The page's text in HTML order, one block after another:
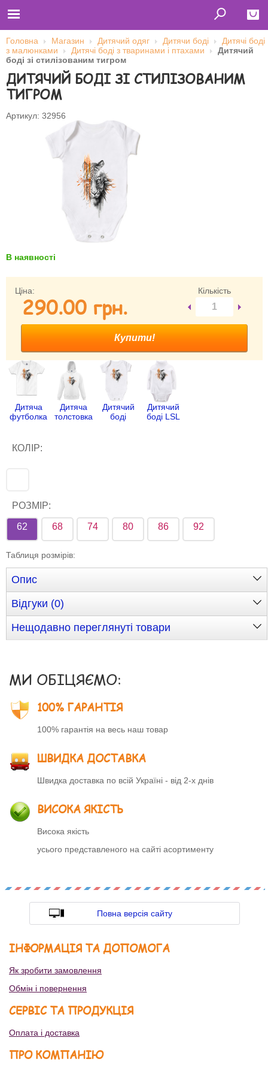
Close
Главная
Футболки
Толстовки (кенгурушки)
Лонгсливы
Оплата и доставка
Сотрудничество
Забули свій пароль?
Забули своє Ім’я Користувача?
Зареєструватися
Головна Магазин Дитячий одяг Дитячи боді
Дитячі боді
з малюнками
Дитячі боді з тваринами і птахами
Дитячий
боді зі стилізованим тигром
ДИТЯЧИЙ БОДІ ЗІ СТИЛІЗОВАНИМ
ТИГРОМ
Артикул: 32956
В наявності
Ціна:
290.00 гpн.
Кількість
Дитяча
футболка
Дитяча
толстовка
Дитячий
боді
Дитячий
боді LSL
КОЛІР:
РОЗМІР:
62 68 74 80 86 92
Таблиця розмірів:
Опис
Відгуки (0)
Нещодавно переглянуті товари
МИ ОБІЦЯЄМО:
100% ГАРАНТІЯ
100% гарантія на весь наш товар
ШВИДКА ДОСТАВКА
Швидка доставка по всій Україні - від 2-х днів
ВИСОКА ЯКІСТЬ
Висока якість
усього представленого на сайті асортименту
Повна версія сайту
ІНФОРМАЦІЯ ТА ДОПОМОГА
Як зробити замовлення
Обмін і повернення
СЕРВІС ТА ПРОДУКЦІЯ
Оплата і доставка
ПРО КОМПАНІЮ